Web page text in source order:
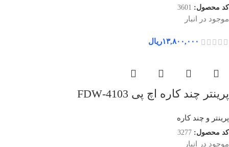
کد محصول: 3601
موجود در انبار
۱۳,۸۰۰,۰۰۰ریال
پرینتر چند کاره اچ پی 4103-FDW
پرینتر و چند کاره
کد محصول: 3277
موجود در انبار